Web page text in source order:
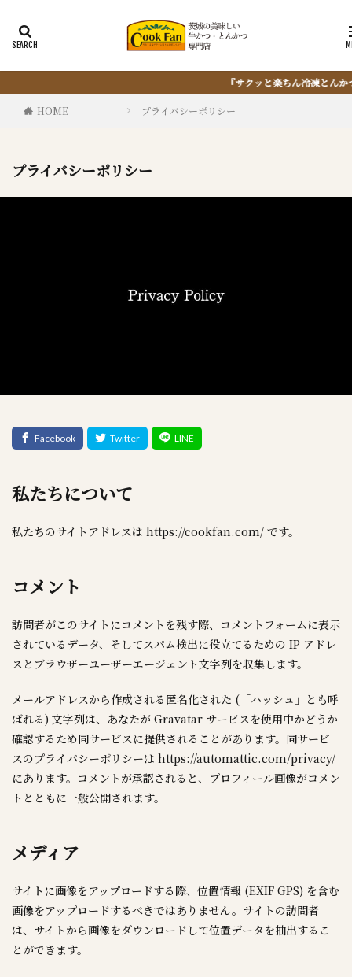
ッと楽ちん冷凍とんかつ』は、仕込まない・揚げない・油捨てない。おうちで
HOME プライバシーポリシー
プライバシーポリシー
私たちについて
私たちのサイトアドレスは https://cookfan.com/ です。
コメント
訪問者がこのサイトにコメントを残す際、コメントフォームに表示
されているデータ、そしてスパム検出に役立てるための IP アドレ
スとブラウザーユーザーエージェント文字列を収集します。
メールアドレスから作成される匿名化された (「ハッシュ」とも呼
ばれる) 文字列は、あなたが Gravatar サービスを使用中かどうか
確認するため同サービスに提供されることがあります。同サービ
スのプライバシーポリシーは https://automattic.com/privacy/
にあります。コメントが承認されると、プロフィール画像がコメン
トとともに一般公開されます。
メディア
サイトに画像をアップロードする際、位置情報 (EXIF GPS) を含む
画像をアップロードするべきではありません。サイトの訪問者
は、サイトから画像をダウンロードして位置データを抽出するこ
とができます。